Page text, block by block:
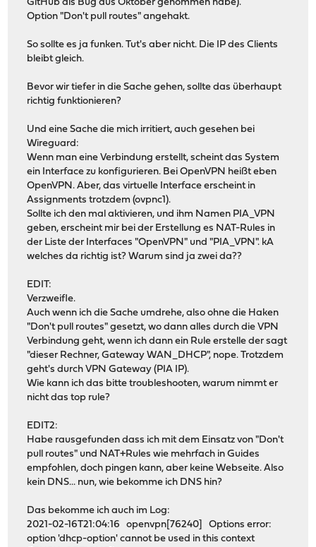
GitHub als Bug aus Oktober genommen habe).
Option "Don't pull routes" angehakt.
So sollte es ja funken. Tut's aber nicht. Die IP des Clients
bleibt gleich.
Bevor wir tiefer in die Sache gehen, sollte das überhaupt
richtig funktionieren?
Und eine Sache die mich irritiert, auch gesehen bei
Wireguard:
Wenn man eine Verbindung erstellt, scheint das System
ein Interface zu konfigurieren. Bei OpenVPN heißt eben
OpenVPN. Aber, das virtuelle Interface erscheint in
Assignments trotzdem (ovpnc1).
Sollte ich den mal aktivieren, und ihm Namen PIA_VPN
geben, erscheint mir bei der Erstellung es NAT-Rules in
der Liste der Interfaces "OpenVPN" und "PIA_VPN". kA
welches da richtig ist? Warum sind ja zwei da??
EDIT:
Verzweifle.
Auch wenn ich die Sache umdrehe, also ohne die Haken
"Don't pull routes" gesetzt, wo dann alles durch die VPN
Verbindung geht, wenn ich dann ein Rule erstelle der sagt
"dieser Rechner, Gateway WAN_DHCP", nope. Trotzdem
geht's durch VPN Gateway (PIA IP).
Wie kann ich das bitte troubleshooten, warum nimmt er
nicht das top rule?
EDIT2:
Habe rausgefunden dass ich mit dem Einsatz von "Don't
pull routes" und NAT+Rules wie mehrfach in Guides
empfohlen, doch pingen kann, aber keine Webseite. Also
kein DNS... nun, wie bekomme ich DNS hin?
Das bekomme ich auch im Log:
2021-02-16T21:04:16 openvpn[76240] Options error:
option 'dhcp-option' cannot be used in this context